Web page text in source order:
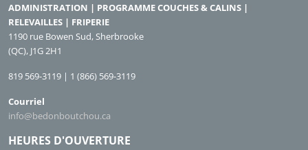
ADMINISTRATION | PROGRAMME COUCHES & CALINS |
RELEVAILLES | FRIPERIE
1190 rue Bowen Sud, Sherbrooke
(QC), J1G 2H1
819 569-3119 | 1 (866) 569-3119
Courriel
info@bedonboutchou.ca
HEURES D'OUVERTURE